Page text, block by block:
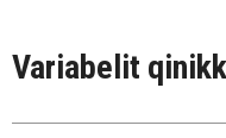
Variabelit